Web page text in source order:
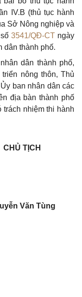
IV.B (thủ tục hành
Sở Nông nghiệp và
3541/QĐ-CTngày
dân thành phố.
dân thành phố,
nông thôn, Thủ
ban nhân dân các
địa bàn thành phố
nhiệm thi hành
CHỦ TỊCH
Văn Tùng